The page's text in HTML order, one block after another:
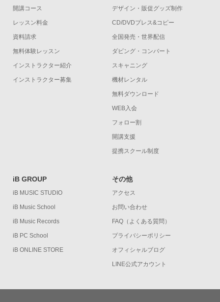
開講コース
レッスン料金
資料請求
無料体験レッスン
インストラクター紹介
インストラクター募集
デザイン・販促グッズ制作
CD/DVDプレス&コピー
全国発売・世界配信
ダビング・コンバート
スキャニング
機材レンタル
無料ダウンロード
WEB入会
フォロー割
開講支援
提携スクール制度
iB GROUP
iB MUSIC STUDIO
iB Music School
iB Music Records
iB PC School
iB ONLINE STORE
その他
アクセス
お問い合わせ
FAQ（よくある質問）
プライバシーポリシー
オフィシャルブログ
LINE公式アカウント